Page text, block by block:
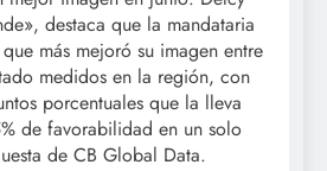
destaca que la mandataria
más mejoró su imagen entre
medidos en la región, con
porcentuales que la lleva
de favorabilidad en un solo
de CB Global Data.